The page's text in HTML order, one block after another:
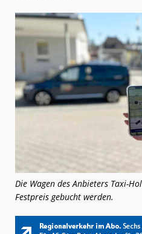
Die Wagen des Anbieters Taxi-
Festpreis gebucht werden.